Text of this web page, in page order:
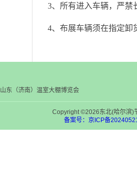
3、所有进入车辆，严禁
4、布展车辆须在指定卸
山东（济南）温室大棚博览会
Copyright ©2026东北(哈尔滨)
备案号：京ICP备